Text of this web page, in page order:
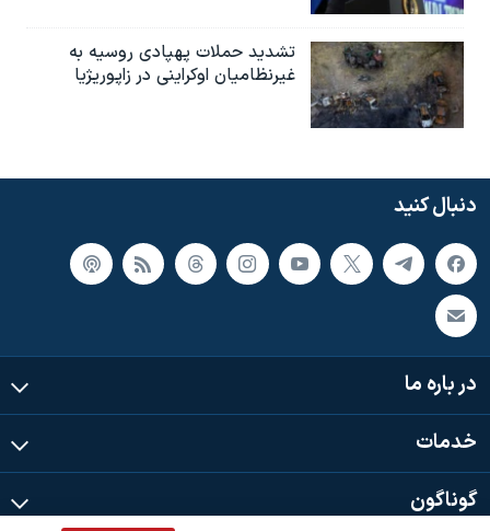
تشدید حملات پهپادی روسیه به
غیرنظامیان اوکراینی در زاپوریژیا
دنبال کنید
در باره ما
خدمات
گوناگون